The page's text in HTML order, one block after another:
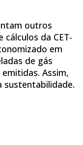
outros
da CET-
em
de gás
Assim,
sustentabilidade.